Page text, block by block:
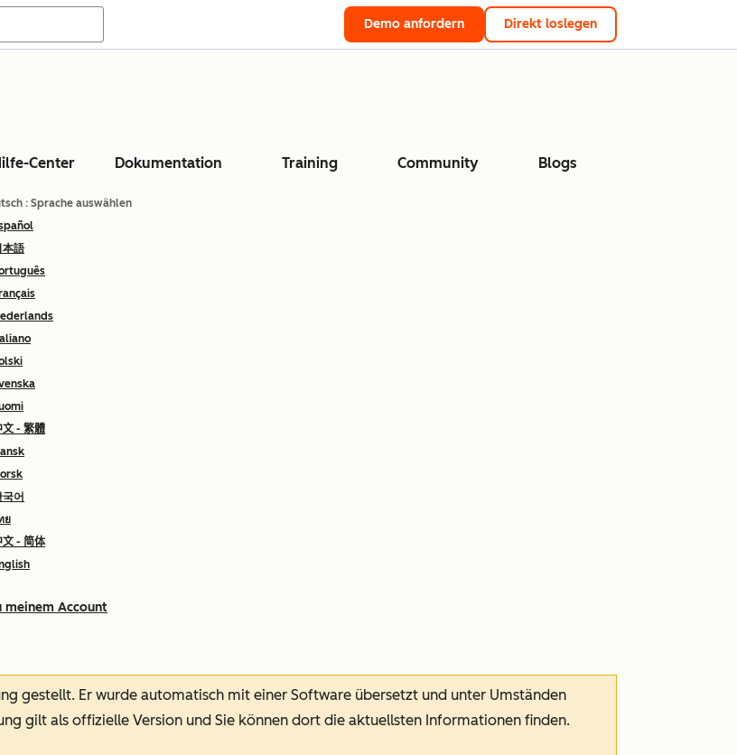
Demo anfordern Direkt loslegen
Center Dokumentation Training Community Blogs
: Sprache auswählen
本語
文 - 繁體
국어
ย
文 - 简体
meinem Account
gestellt. Er wurde automatisch mit einer Software übersetzt und unter Umständen
gilt als offizielle Version und Sie können dort die aktuellsten Informationen finden.